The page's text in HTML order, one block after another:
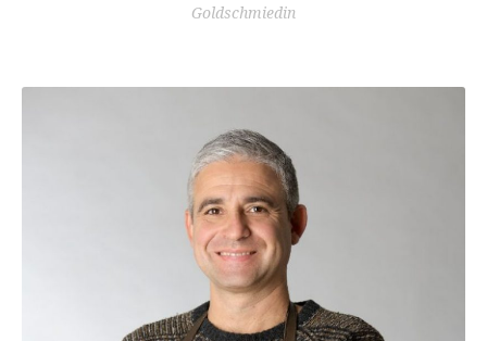
Goldschmiedin
Mit feinem Gespür für elegante Kreationen verwandelt sie